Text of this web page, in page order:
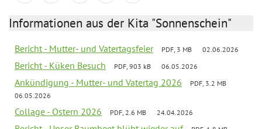
Informationen aus der Kita "Sonnenschein"
Bericht - Mutter- und Vatertagsfeier PDF, 3 MB 02.06.2026
Bericht - Küken Besuch PDF, 903 kB 06.05.2026
Ankündigung - Mutter- und Vatertag 2026
PDF, 3.2 MB
06.05.2026
Collage - Ostern 2026 PDF, 2.6 MB 24.04.2026